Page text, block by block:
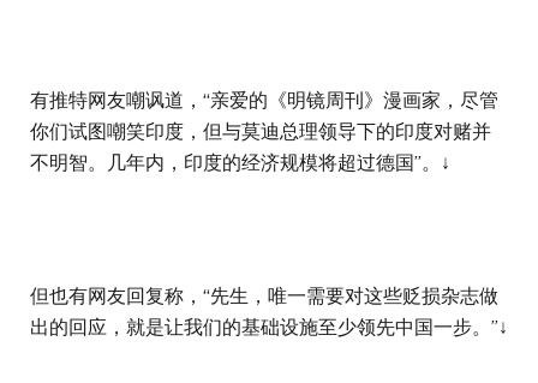
有推特网友嘲讽道，“亲爱的《明镜周刊》漫画家，尽管
你们试图嘲笑印度，但与莫迪总理领导下的印度对赌并
不明智。几年内，印度的经济规模将超过德国”。↓
但也有网友回复称，“先生，唯一需要对这些贬损杂志做
出的回应，就是让我们的基础设施至少领先中国一步。”↓